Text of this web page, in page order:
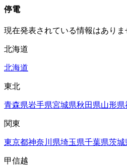
停電
現在発表されている情報はありま
北海道
北海道
東北
青森県岩手県宮城県秋田県山形県
関東
東京都神奈川県埼玉県千葉県茨城
甲信越